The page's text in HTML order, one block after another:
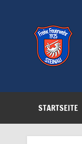
STARTSEITE